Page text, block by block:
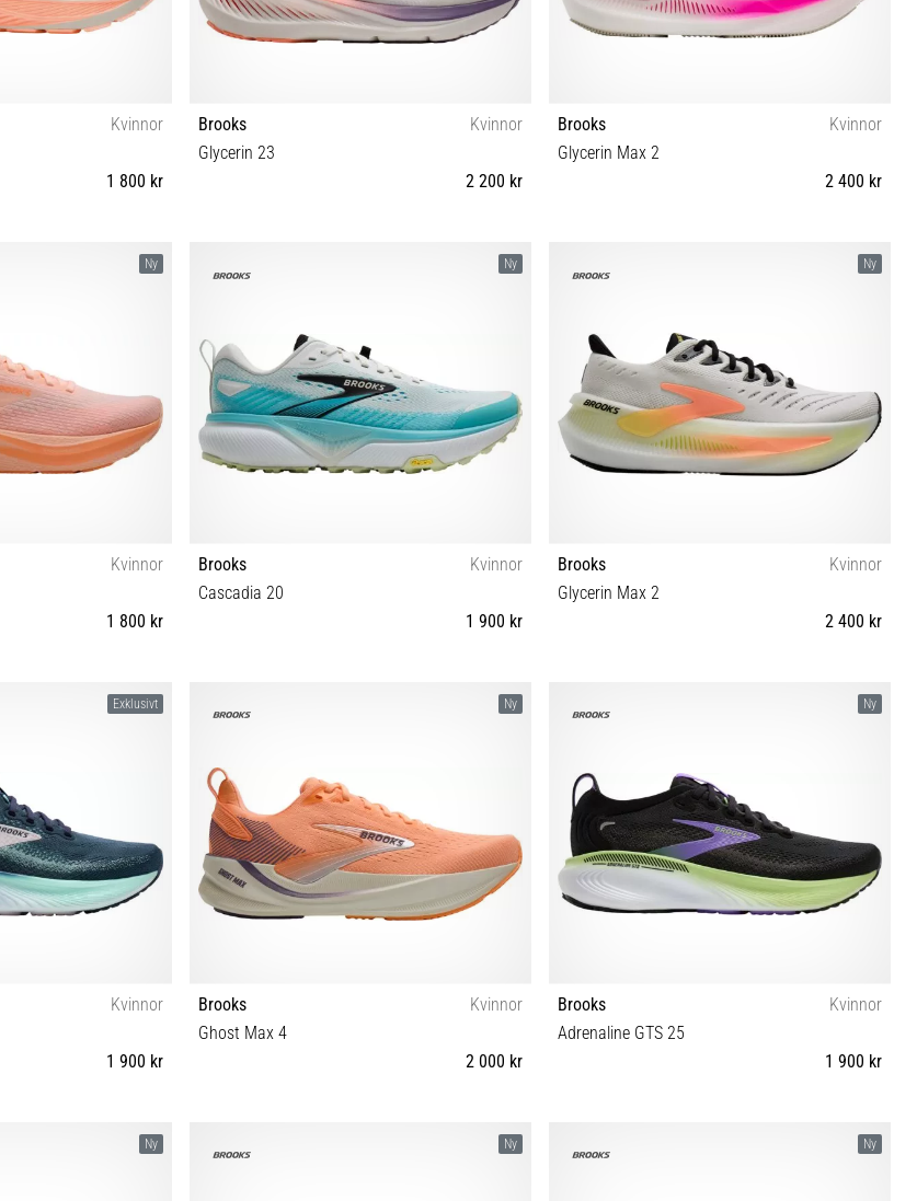
Kvinnor
1 800 kr
40½ 41 42 42½ 43 44 44½
Brooks
Kvinnor
Glycerin 23
2 200 kr
35½ 36 36½ 37½ 38 38½ 40 40½ 41 42½ 43 44½
Brooks
Kvinnor
Glycerin Max 2
2 400 kr
Ny
Kvinnor
1 800 kr
40 40½ 41 42 42½ 43
Ny
Brooks
Kvinnor
Cascadia 20
1 900 kr
Ny
Brooks
Kvinnor
Glycerin Max 2
2 400 kr
36 36½ 37½ 38 38½ 39 40 40½ 41 42 42½ 43 44½
Exklusivt
Kvinnor
1 900 kr
40½ 41 42 42½ 43 44 45½
Ny
Brooks
Kvinnor
Ghost Max 4
2 000 kr
Ny
Brooks
Kvinnor
Adrenaline GTS 25
1 900 kr
35½ 36 36½ 37½ 38 38½ 39 40 40½ 41 42 42½ 43 44
Ny Ny Ny